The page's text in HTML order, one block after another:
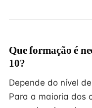
Que formação é
10?
Depende do nível
Para a maioria dos